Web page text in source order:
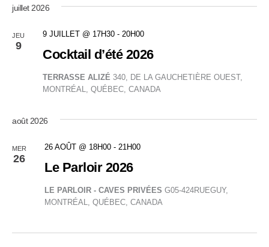
juillet 2026
JEU
9
Cocktail d’été 2026
9 JUILLET @ 17H30 - 20H00
TERRASSE ALIZÉ 340, DE LA GAUCHETIÈRE OUEST,
MONTRÉAL, QUÉBEC, CANADA
août 2026
MER
26
Le Parloir 2026
26 AOÛT @ 18H00 - 21H00
LE PARLOIR - CAVES PRIVÉES G05-424RUEGUY,
MONTRÉAL, QUÉBEC, CANADA